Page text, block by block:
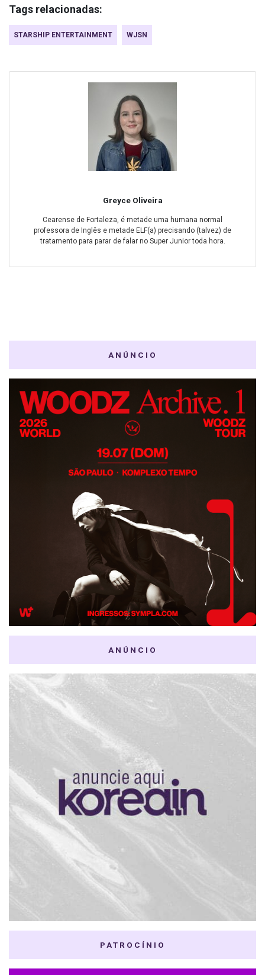
Tags relacionadas:
STARSHIP ENTERTAINMENT WJSN
Greyce Oliveira
Cearense de Fortaleza, é metade uma humana normal
professora de Inglês e metade ELF(a) precisando (talvez) de
tratamento para parar de falar no Super Junior toda hora.
ANÚNCIO
ANÚNCIO
PATROCÍNIO